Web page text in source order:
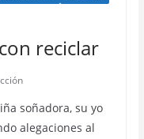
reciclar
soñadora, su yo
alegaciones al